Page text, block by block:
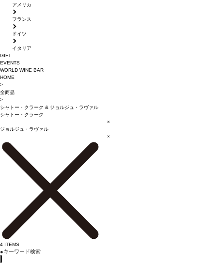
アメリカ
フランス
ドイツ
イタリア
GIFT
EVENTS
WORLD WINE BAR
HOME
>
全商品
>
シャトー・クラーク & ジョルジュ・ラヴァル
シャトー・クラーク
×
ジョルジュ・ラヴァル
×
4 ITEMS
●キーワード検索